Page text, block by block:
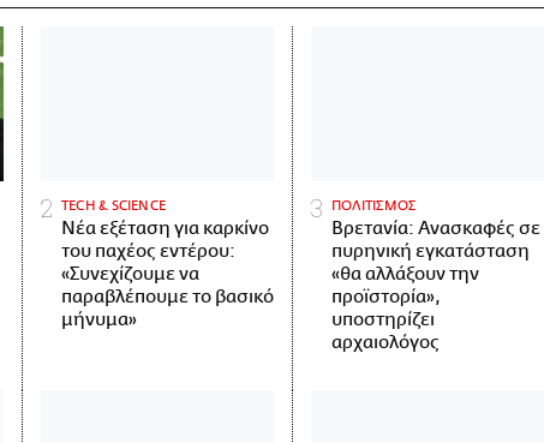
ΤECH & SCIENCE
Νέα εξέταση για καρκίνο
του παχέος εντέρου:
«Συνεχίζουμε να
παραβλέπουμε το βασικό
μήνυμα»
ΠΟΛΙΤΙΣΜΟΣ
Βρετανία: Ανασκαφές σε
πυρηνική εγκατάσταση
«θα αλλάξουν την
προϊστορία»,
υποστηρίζει
αρχαιολόγος